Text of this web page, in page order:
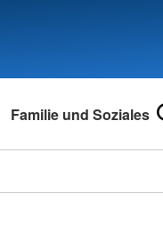
Familie und Soziales